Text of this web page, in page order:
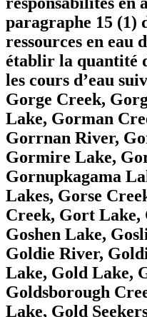
paragraphe 15 (1)
ressources en eau
établir la quantité
les cours d’eau
Gorge Creek,
Lake, Gorman
Gorrnan River,
Gormire Lake,
Gornupkagama
Lakes, Gorse
Creek, Gort Lake,
Goshen Lake,
Goldie River,
Lake, Gold Lake,
Goldsborough
Lake, Gold